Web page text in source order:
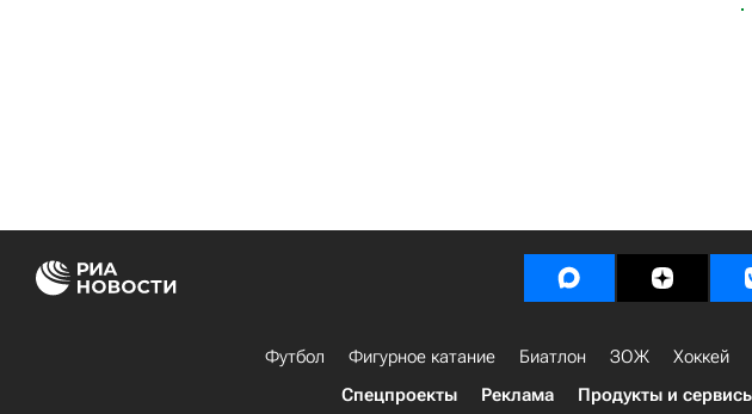
Футбол Фигурное катание Биатлон ЗОЖ Хоккей
Спецпроекты
Реклама Продукты и